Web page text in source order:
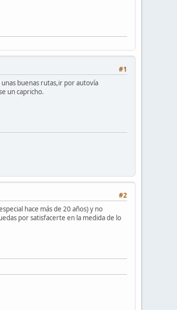
#1
buenas rutas,ir por autovía
un capricho.
#2
hace más de 20 años) y no
por satisfacerte en la medida de lo